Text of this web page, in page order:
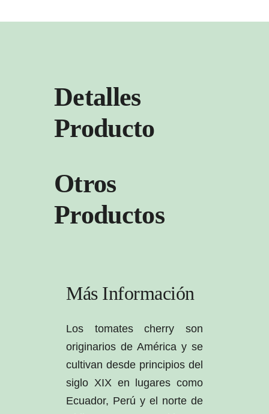
Detalles
Producto
Otros
Productos
Más Información
Los tomates cherry son
originarios de América y se
cultivan desde principios del
siglo XIX en lugares como
Ecuador, Perú y el norte de